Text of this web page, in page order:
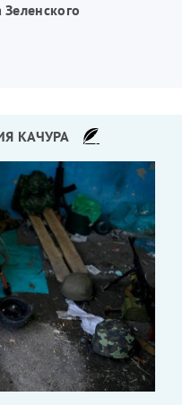
Зеленского
КАЧУРА